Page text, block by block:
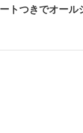
トつきでオール